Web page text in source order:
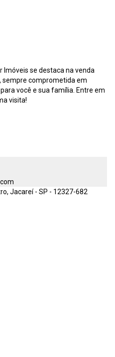
Imóveis se destaca na venda
sempre comprometida em
você e sua família. Entre em
visita!
Jacareí - SP - 12327-682